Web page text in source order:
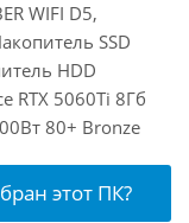
WIFI D5,
SSD
HDD
RTX 5060Ti 8Гб
80+ Bronze
этот ПК?